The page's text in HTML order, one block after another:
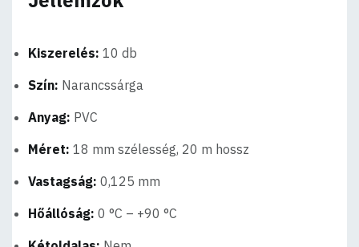
Kiszerelés: 10 db
Szín: Narancssárga
Anyag: PVC
Méret: 18 mm szélesség, 20 m hossz
Vastagság: 0,125 mm
Hőállóság: 0 °C – +90 °C